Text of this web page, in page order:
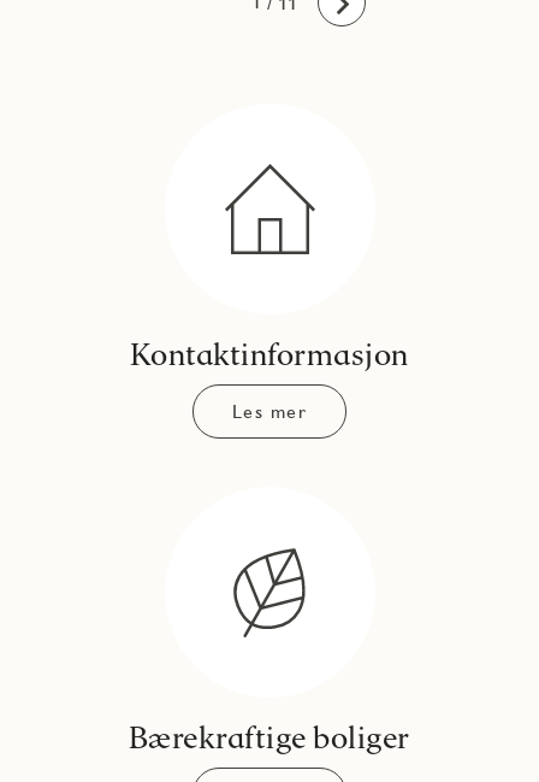
Fremover
Kontaktinformasjon
Les mer
Bærekraftige boliger